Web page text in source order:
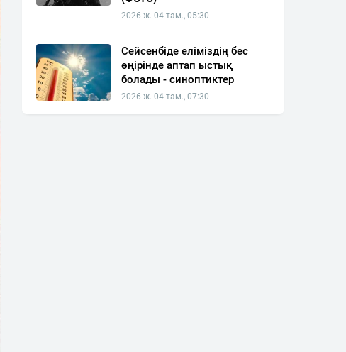
2026 ж. 04 там., 05:30
Сейсенбіде еліміздің бес
өңірінде аптап ыстық
болады - синоптиктер
2026 ж. 04 там., 07:30